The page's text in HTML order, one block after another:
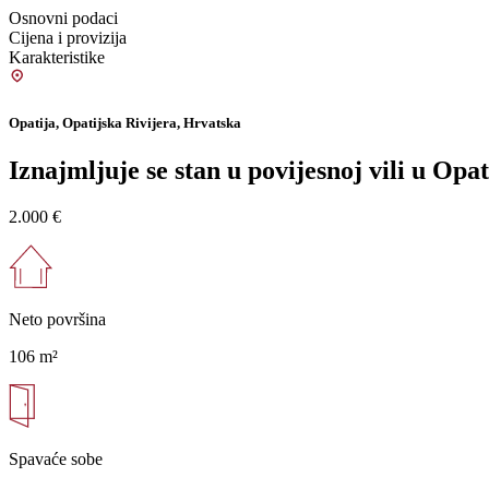
Osnovni podaci
Cijena i provizija
Karakteristike
Opatija, Opatijska Rivijera, Hrvatska
Iznajmljuje se stan u povijesnoj vili u
2.000 €
Neto površina
106 m²
Spavaće sobe